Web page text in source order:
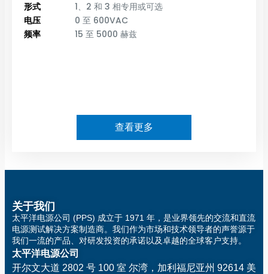
形式
1、2 和 3 相专用或可选
电压
0 至 600VAC
频率
15 至 5000 赫兹
查看更多
关于我们
太平洋电源公司 (PPS) 成立于 1971 年，是业界领先的交流和直流
电源测试解决方案制造商。我们作为市场和技术领导者的声誉源于
我们一流的产品、对研发投资的承诺以及卓越的全球客户支持。
太平洋电源公司
开尔文大道 2802 号 100 室 尔湾，加利福尼亚州 92614 美